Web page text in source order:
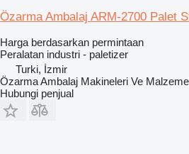
Özarma Ambalaj ARM-2700 Palet
Harga berdasarkan permintaan
Peralatan industri - paletizer
Turki, İzmir
Özarma Ambalaj Makineleri Ve
Hubungi penjual